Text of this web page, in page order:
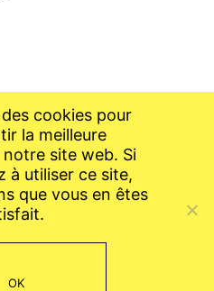
cookies pour
la meilleure
site web. Si
à utiliser ce site,
que vous en êtes
OK